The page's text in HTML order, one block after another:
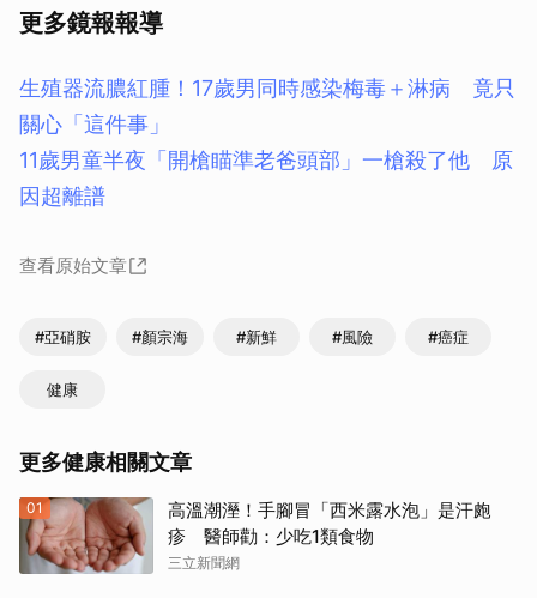
更多鏡報報導
生殖器流膿紅腫！17歲男同時感染梅毒＋淋病 竟只
關心「這件事」
11歲男童半夜「開槍瞄準老爸頭部」一槍殺了他 原
因超離譜
查看原始文章
#亞硝胺 #顏宗海 #新鮮 #風險 #癌症
健康
更多健康相關文章
01
高溫潮溼！手腳冒「西米露水泡」是汗皰
疹 醫師勸：少吃1類食物
三立新聞網